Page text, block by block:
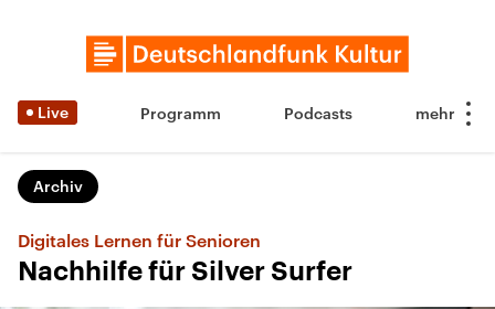
Live Programm Podcasts
Archiv
Digitales Lernen für Senioren
Nachhilfe für Silver Surfer